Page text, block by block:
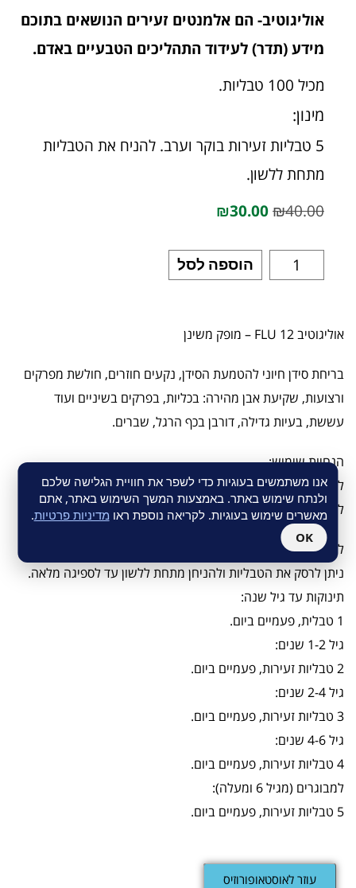
אוליגוטיב- הם אלמנטים זעירים הנושאים בתוכם
מידע (תדר) לעידוד התהליכים הטבעיים באדם.
מכיל 100 טבליות.
מינון:
5 טבליות זעירות בוקר וערב. להניח את הטבליות
מתחת ללשון.
₪40.00
₪30.00
הוספה לסל
אוליגוטיב FLU 12 – מופק משינן
בריחת סידן חיוני להטמעת הסידן, נקעים חוזרים, חולשת מפרקים
ורצועות, שקיעת אבן מהירה: בכליות, בפרקים בשיניים ועוד
עששת, בעיות גדילה, דורבן בכף הרגל, שברים.
הנחיות שימוש:
להניח את הטבליות מתחת ללשון, עד לספיגה מלאה. לא למצוץ.
להתרחק מארוחות.
לילדים עד גיל 4:
ניתן לרסק את הטבליות ולהניחן מתחת ללשון עד לספיגה מלאה.
תינוקות עד גיל שנה:
1 טבלית, פעמיים ביום.
גיל 1-2 שנים:
2 טבליות זעירות, פעמיים ביום.
גיל 2-4 שנים:
3 טבליות זעירות, פעמיים ביום.
גיל 4-6 שנים:
4 טבליות זעירות, פעמיים ביום.
למבוגרים (מגיל 6 ומעלה):
5 טבליות זעירות, פעמיים ביום.
עוזר לאוסטאופורוזיס
אנו משתמשים בעוגיות כדי לשפר את חוויית הגלישה שלכם
ולנתח שימוש באתר. באמצעות המשך השימוש באתר, אתם
מאשרים שימוש בעוגיות. לקריאה נוספת ראו מדיניות פרטיות.
OK